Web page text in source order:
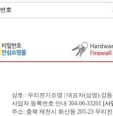
번호
상호 : 우리전기조명 | 대표자(성명):강
사업자 등록번호 안내 304-06-33201 [사
주소: 충북 제천시 화산동 205-23 우리